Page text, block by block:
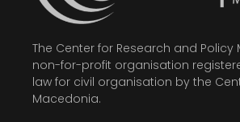
The Center for Research and Policy
non-for-profit organisation
law for civil organisation by the
Macedonia.